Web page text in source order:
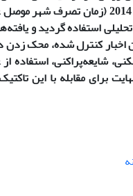
تصویر و ویدیوی بارگذاری شده در توییتر در ماه
استفاده گردید و
اخبار کنترل شده، محک
شایعه‌پراکنی، استفاده
برای مقابله با این